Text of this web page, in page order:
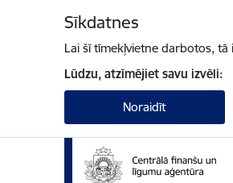
Sīkdatnes
Lai šī tīmekļvietne darbotos,
Lūdzu, atzīmējiet savu izvēli:
Noraidīt